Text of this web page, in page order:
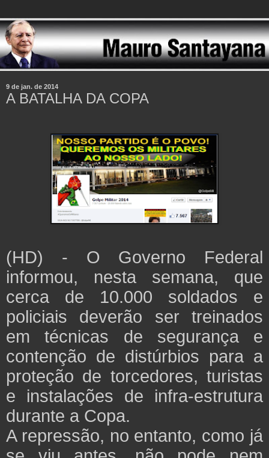
9 de jan. de 2014
A BATALHA DA COPA
(HD) - O Governo Federal
informou, nesta semana, que
cerca de 10.000 soldados e
policiais deverão ser treinados
em técnicas de segurança e
contenção de distúrbios para a
proteção de torcedores, turistas
e instalações de infra-estrutura
durante a Copa.
A repressão, no entanto, como já